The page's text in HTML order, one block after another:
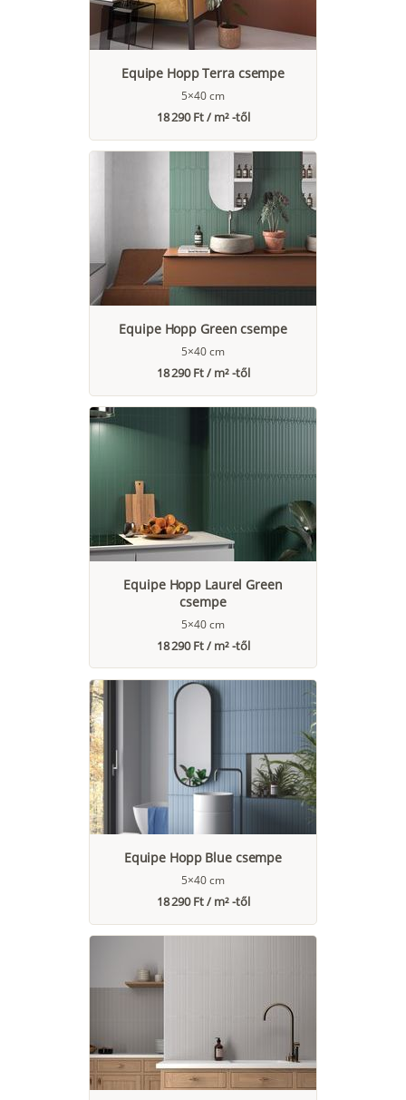
Equipe Hopp Terra csempe
5×40 cm
18 290 Ft / m² -től
Equipe Hopp Green csempe
5×40 cm
18 290 Ft / m² -től
Equipe Hopp Laurel Green
csempe
5×40 cm
18 290 Ft / m² -től
Equipe Hopp Blue csempe
5×40 cm
18 290 Ft / m² -től